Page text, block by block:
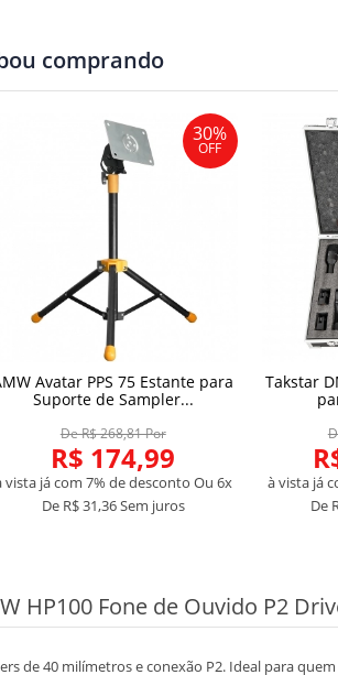
comprando
30%
OFF
Avatar PPS 75 Estante para
Suporte de Sampler...
De R$ 268,81 Por
R$ 174,99
vista já com 7% de desconto Ou 6x
De R$ 31,36Sem juros
Takstar
à vista já
De
HP100 Fone de Ouvido P2
de 40 milímetros e conexão P2. Ideal para